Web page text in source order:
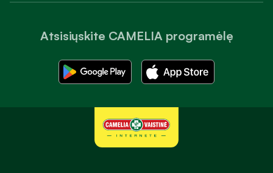
Atsisiųskite CAMELIA programėlę